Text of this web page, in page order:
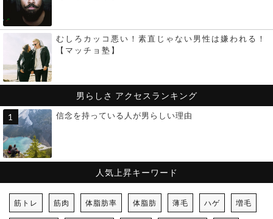
むしろカッコ悪い！素直じゃない男性は嫌われる！
【マッチョ塾】
男らしさ アクセスランキング
信念を持っている人が男らしい理由
人気上昇キーワード
筋トレ 筋肉 体脂肪率 体脂肪 薄毛 ハゲ 増毛